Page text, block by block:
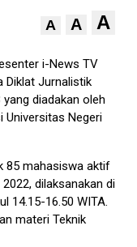
A A A
i-News TV
Diklat Jurnalistik
diadakan oleh
Universitas Negeri
85 mahasiswa aktif
dilaksanakan di
14.15-16.50 WITA.
materi Teknik